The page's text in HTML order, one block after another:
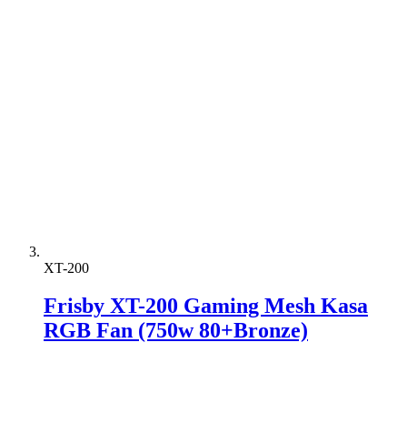
XT-200
Frisby XT-200 Gaming Mesh Kasa
RGB Fan (750w 80+Bronze)